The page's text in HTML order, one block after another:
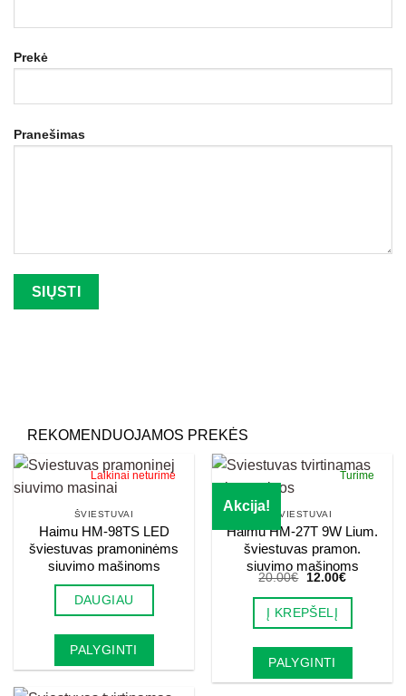
Prekė
Pranešimas
REKOMENDUOJAMOS PREKĖS
Laikinai neturime
ŠVIESTUVAI
Haimu HM-98TS LED
šviestuvas pramoninėms
siuvimo mašinoms
DAUGIAU
PALYGINTI
Akcija!
Turime
ŠVIESTUVAI
Haimu HM-27T 9W Lium.
šviestuvas pramon.
siuvimo mašinoms
20.00€
Original
was:
20.00€.
12.00€Current
is:
Į KREPŠELĮ
PALYGINTI